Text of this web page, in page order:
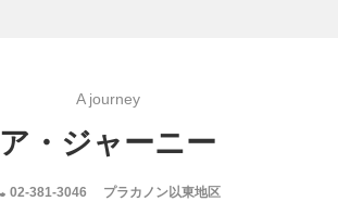
A journey
ア・ジャーニー
02-381-3046 プラカノン以東地区